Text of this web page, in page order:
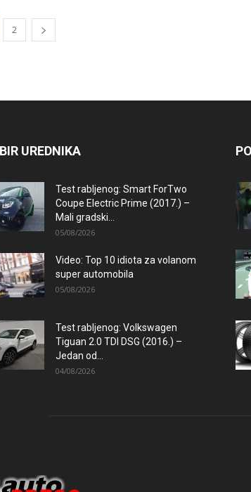
2
UREDNIKA
Test rabljenog: Smart ForTwo
Coupe Electric Prime (2017.) –
Mali gradski...
05/08/2026
Video: Top 10 idiota za volanom
super automobila
05/08/2026
Test rabljenog: Volkswagen
Tiguan 2.0 TDI DSG (2016.) –
Jedan od...
04/08/2026